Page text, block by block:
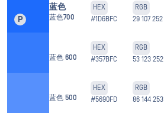
P
蓝色
蓝色700
HEX
#1D6BFC
RGB
29 107 252
蓝色 600
HEX
#357BFC
RGB
53 123 252
蓝色 500
HEX
#5690FD
RGB
86 144 253